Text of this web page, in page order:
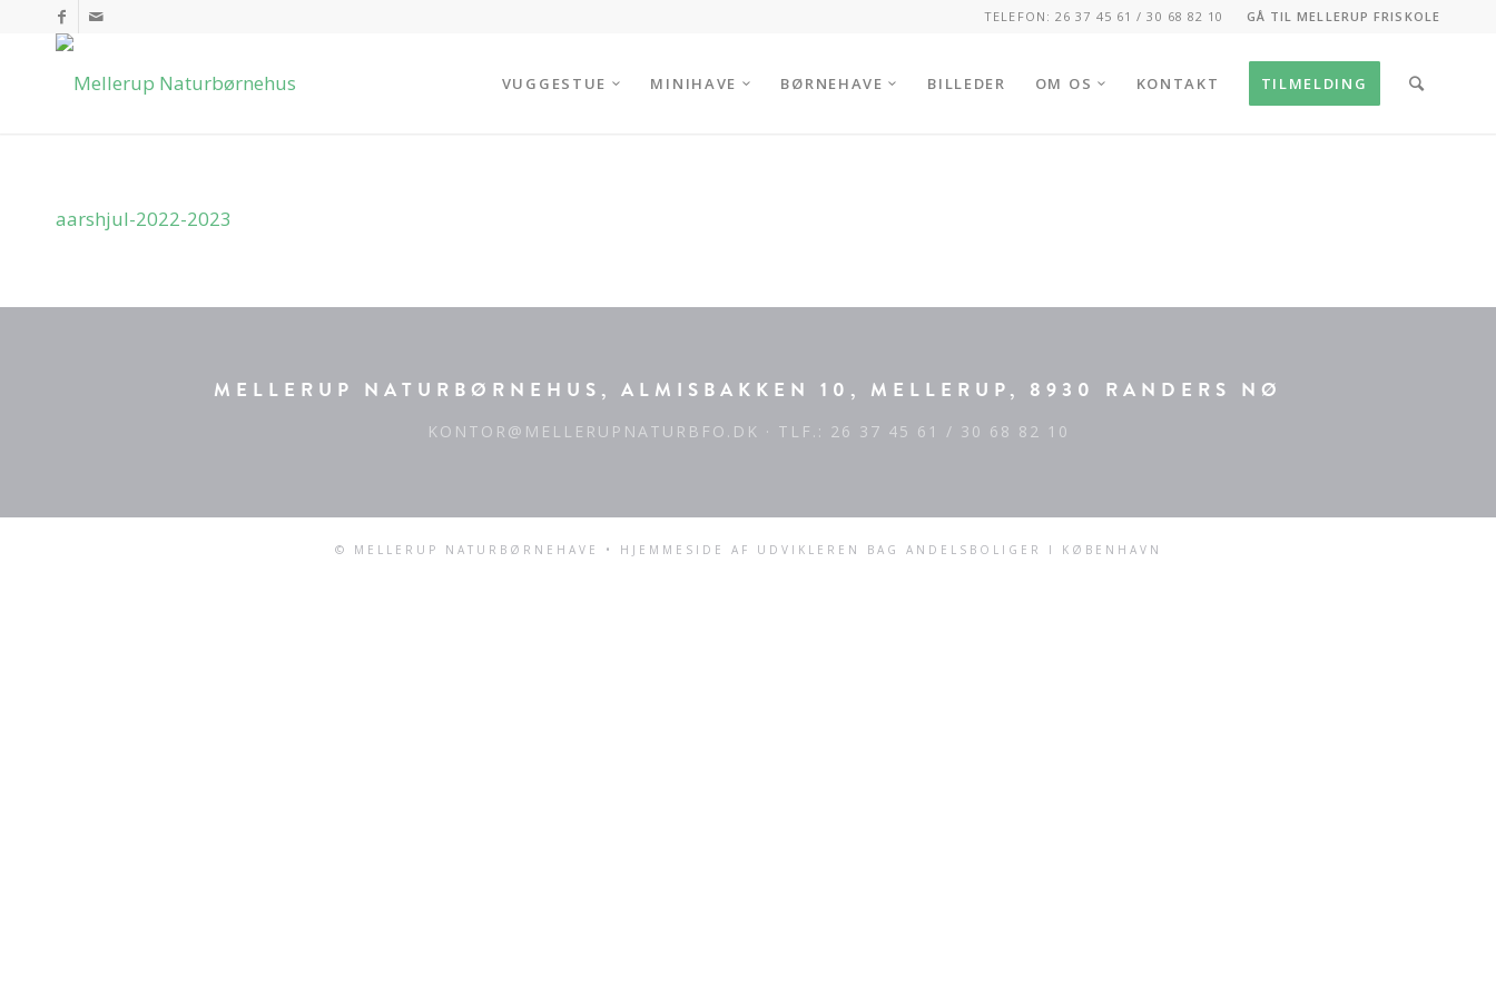
GÅ TIL MELLERUP FRISKOLE
TELEFON: 26 37 45 61 / 30 68 82 10
VUGGESTUE MINIHAVE BØRNEHAVE BILLEDER OM OS KONTAKT TILMELDING
aarshjul-2022-2023
MELLERUP NATURBØRNEHUS, ALMISBAKKEN 10, MELLERUP, 8930 RANDERS NØ
KONTOR@MELLERUPNATURBFO.DK · TLF.: 26 37 45 61 / 30 68 82 10
© MELLERUP NATURBØRNEHAVE • HJEMMESIDE AF UDVIKLEREN BAG ANDELSBOLIGER I KØBENHAVN